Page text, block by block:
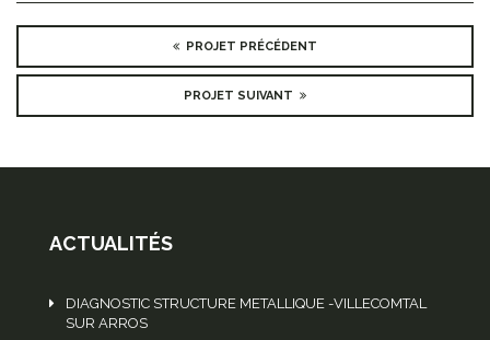
PROJET PRÉCÉDENT
PROJET SUIVANT
ACTUALITÉS
DIAGNOSTIC STRUCTURE METALLIQUE -VILLECOMTAL
SUR ARROS